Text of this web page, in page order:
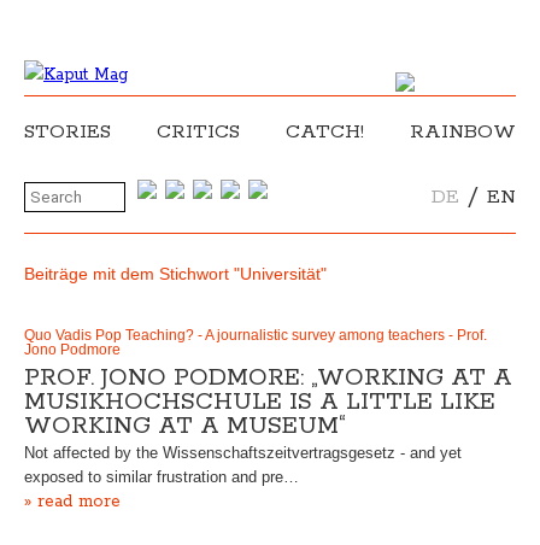
STORIES CRITICS CATCH! RAINBOW
DE / EN
Beiträge mit dem Stichwort "Universität"
Quo Vadis Pop Teaching? - A journalistic survey among teachers - Prof.
Jono Podmore
PROF. JONO PODMORE: „WORKING AT A
MUSIKHOCHSCHULE IS A LITTLE LIKE
WORKING AT A MUSEUM“
Not affected by the Wissenschaftszeitvertragsgesetz - and yet
exposed to similar frustration and pre…
» read more